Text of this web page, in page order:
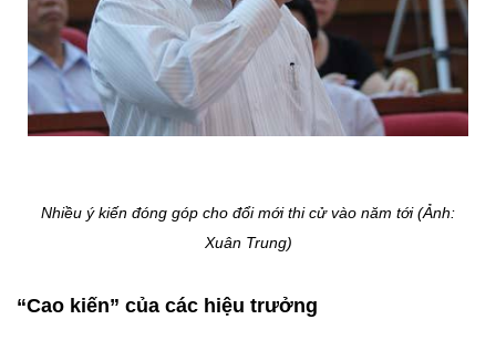
Nhiều ý kiến đóng góp cho đổi mới thi cử vào năm tới (Ảnh:
Xuân Trung)
“Cao kiến” của các hiệu trưởng